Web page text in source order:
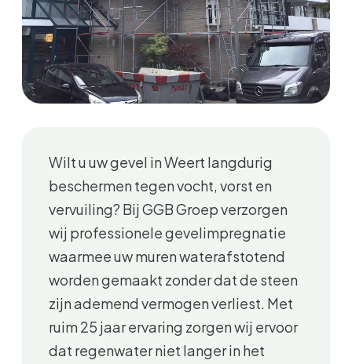
Wilt u uw gevel in Weert langdurig
beschermen tegen vocht, vorst en
vervuiling? Bij GGB Groep verzorgen
wij professionele gevelimpregnatie
waarmee uw muren waterafstotend
worden gemaakt zonder dat de steen
zijn ademend vermogen verliest. Met
ruim 25 jaar ervaring zorgen wij ervoor
dat regenwater niet langer in het